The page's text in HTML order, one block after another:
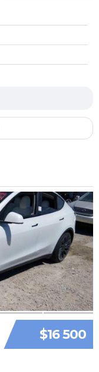
$16 500